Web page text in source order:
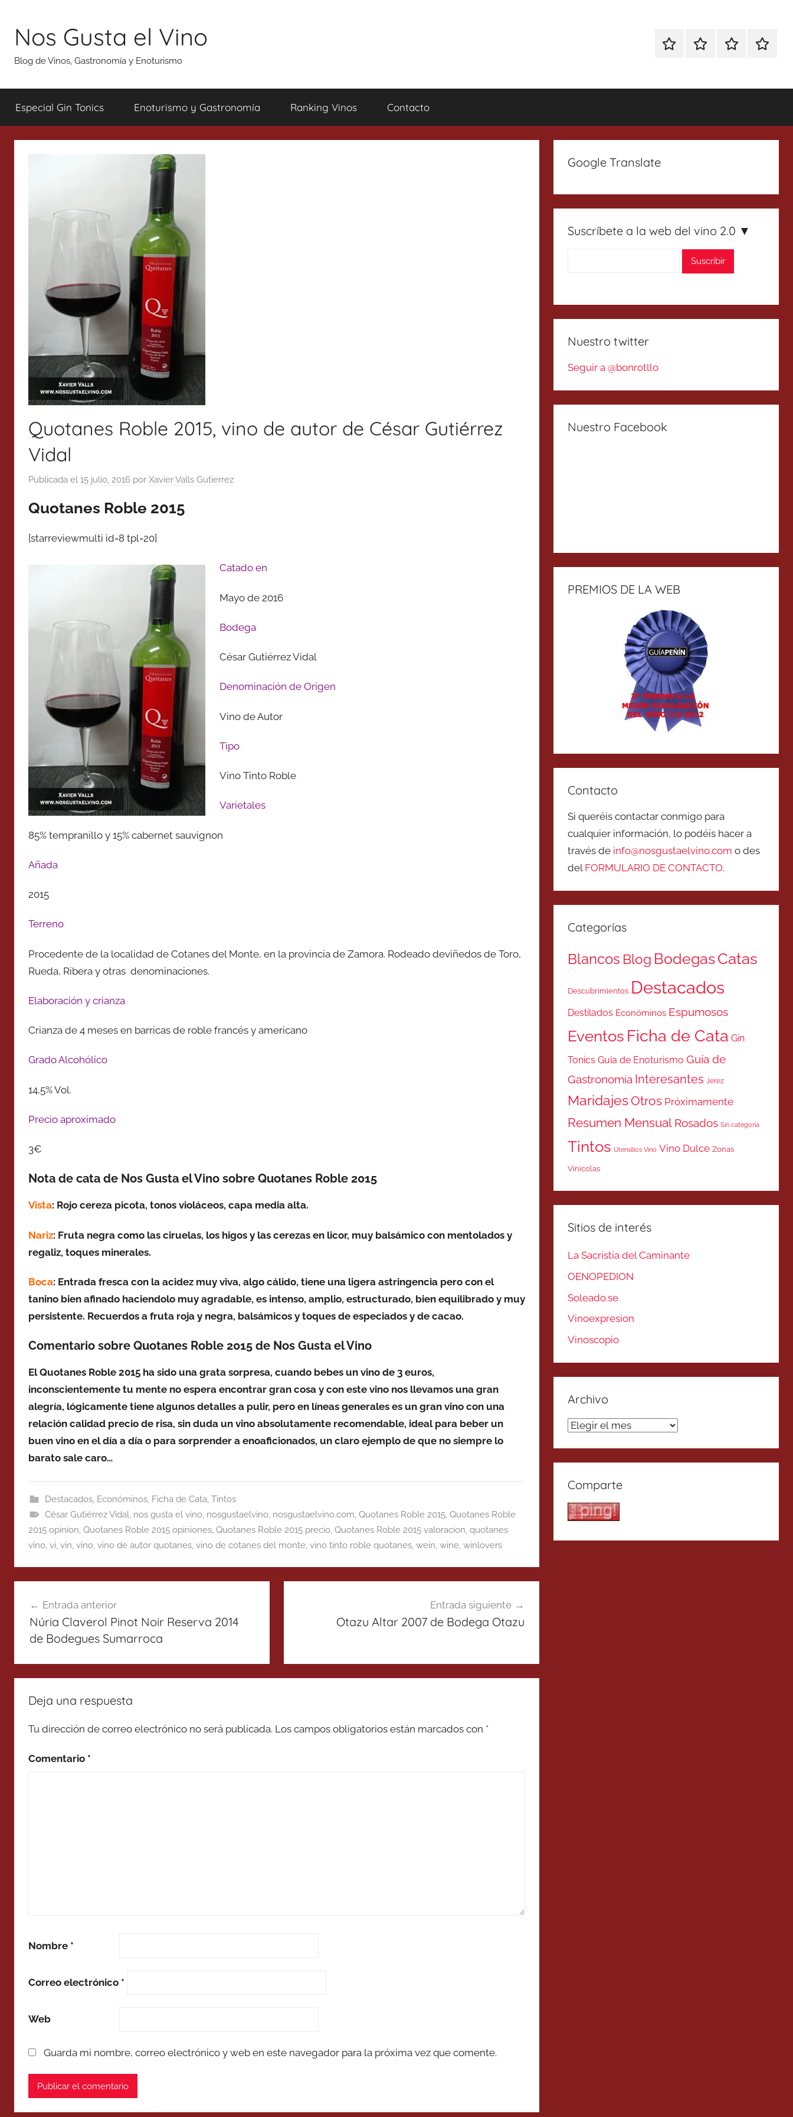
contenido
Nos Gusta el Vino
Blog de Vinos, Gastronomía y Enoturismo
EspecialEnoturismoRanking
Especial Gin Tonics Enoturismo y Gastronomía Ranking Vinos Contacto
Quotanes Roble 2015, vino de autor de César Gutiérrez
Vidal
Publicada el 15 julio, 2016 por Xavier Valls Gutierrez
Quotanes Roble 2015
[starreviewmulti id=8 tpl=20]
Catado en
Mayo de 2016
Bodega
César Gutiérrez Vidal
Denominación de Origen
Vino de Autor
Tipo
Vino Tinto Roble
Varietales
85% tempranillo y 15% cabernet sauvignon
Añada
2015
Terreno
Procedente de la localidad de Cotanes del Monte, en la provincia de Zamora. Rodeado deviñedos de Toro,
Rueda, Ribera y otras denominaciones.
Elaboración y crianza
Crianza de 4 meses en barricas de roble francés y americano
Grado Alcohólico
14,5% Vol.
Precio aproximado
3€
Nota de cata de Nos Gusta el Vino sobre Quotanes Roble 2015
Vista: Rojo cereza picota, tonos violáceos, capa media alta.
Nariz: Fruta negra como las ciruelas, los higos y las cerezas en licor, muy balsámico con mentolados y
regaliz, toques minerales.
Boca: Entrada fresca con la acidez muy viva, algo cálido, tiene una ligera astringencia pero con el
tanino bien afinado haciendolo muy agradable, es intenso, amplio, estructurado, bien equilibrado y muy
persistente. Recuerdos a fruta roja y negra, balsámicos y toques de especiados y de cacao.
Comentario sobre Quotanes Roble 2015 de Nos Gusta el Vino
El Quotanes Roble 2015 ha sido una grata sorpresa, cuando bebes un vino de 3 euros,
inconscientemente tu mente no espera encontrar gran cosa y con este vino nos llevamos una gran
alegría, lógicamente tiene algunos detalles a pulir, pero en líneas generales es un gran vino con una
relación calidad precio de risa, sin duda un vino absolutamente recomendable, ideal para beber un
buen vino en el día a día o para sorprender a enoaficionados, un claro ejemplo de que no siempre lo
barato sale caro…
Destacados, Económinos, Ficha de Cata, Tintos
César Gutiérrez Vidal, nos gusta el vino, nosgustaelvino, nosgustaelvino.com, Quotanes Roble 2015, Quotanes Roble
2015 opinion, Quotanes Roble 2015 opiniones, Quotanes Roble 2015 precio, Quotanes Roble 2015 valoracion, quotanes
vino, vi, vin, vino, vino de autor quotanes, vino de cotanes del monte, vino tinto roble quotanes, wein, wine, winlovers
de
entradas
Entrada anterior
Núria Claverol Pinot Noir Reserva 2014
de Bodegues Sumarroca
Entrada siguiente
Otazu Altar 2007 de Bodega Otazu
Deja una respuesta
Tu dirección de correo electrónico no será publicada. Los campos obligatorios están marcados con *
Comentario *
Nombre *
Correo electrónico *
Web
Guarda mi nombre, correo electrónico y web en este navegador para la próxima vez que comente.
Google Translate
Suscríbete a la web del vino 2.0 ▼
Nuestro twitter
Seguir a @bonrotllo
Nuestro Facebook
PREMIOS DE LA WEB
Contacto
Si queréis contactar conmigo para
cualquier información, lo podéis hacer a
través de info@nosgustaelvino.com o des
del FORMULARIO DE CONTACTO.
Categorías
Blancos Blog BodegasCatas
Descubrimientos Destacados
Destilados Económinos Espumosos
Eventos Ficha de Cata Gin
Tonics Guía de Enoturismo Guía de
Gastronomía Interesantes Jerez
MaridajesOtros Próximamente
Resumen Mensual Rosados Sin categoría
Tintos Utensilios Vino Vino Dulce Zonas
Vinicolas
Sitios de interés
La Sacristía del Caminante
OENOPEDION
Soleado.se
Vinoexpresion
Vinoscopio
Archivo
Archivo
Comparte